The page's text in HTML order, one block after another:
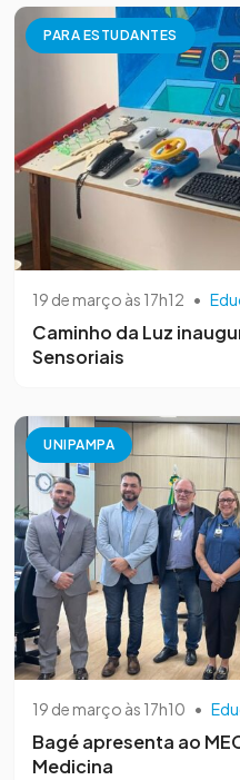
PARA ESTUDANTES
19 de março às 17h12 •
Caminho da Luz
Sensoriais
UNIPAMPA
19 de março às 17h10 •
Bagé apresenta ao
Medicina